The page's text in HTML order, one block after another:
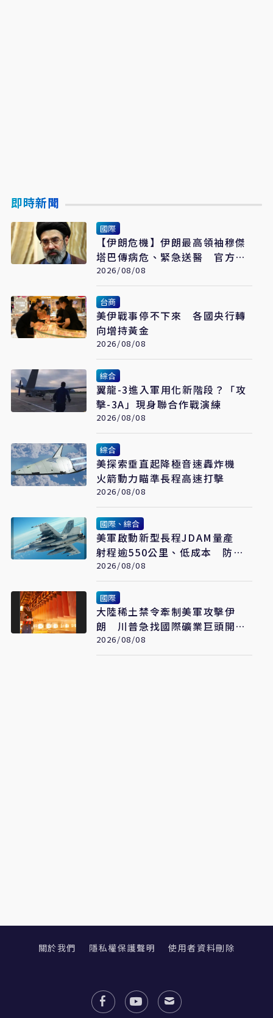
即時新聞
國際
【伊朗危機】伊朗最高領袖穆傑
塔巴傳病危、緊急送醫 官方未
證實
2026/08/08
台商
美伊戰事停不下來 各國央行轉
向增持黃金
2026/08/08
綜合
翼龍-3進入軍用化新階段？「攻
擊-3A」現身聯合作戰演練
2026/08/08
綜合
美探索垂直起降極音速轟炸機
火箭動力瞄準長程高速打擊
2026/08/08
國際、綜合
美軍啟動新型長程JDAM量產
射程逾550公里、低成本 防區
外打擊新利器
2026/08/08
國際
大陸稀土禁令牽制美軍攻擊伊
朗 川普急找國際礦業巨頭開會
反制
2026/08/08
關於我們 隱私權保護聲明 使用者資料刪除